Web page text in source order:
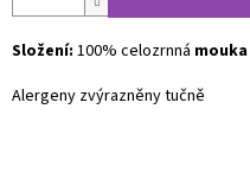
Složení: 100% celozrnná mouka
Alergeny zvýrazněny tučně